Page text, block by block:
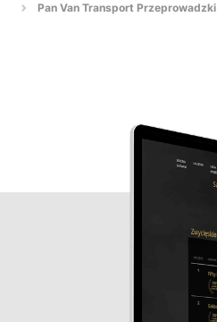
Pan Van Transport Przeprowadzki